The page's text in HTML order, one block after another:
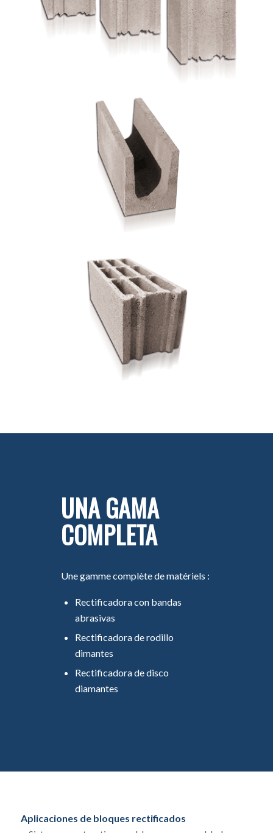
UNA GAMA
COMPLETA
Une gamme complète de matériels :
Rectificadora con bandas
abrasivas
Rectificadora de rodillo
dimantes
Rectificadora de disco
diamantes
Aplicaciones de bloques rectificados